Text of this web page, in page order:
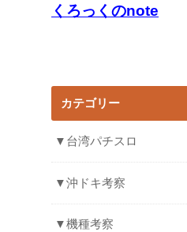
くろっくのnote
カテゴリー
▼台湾パチスロ
▼沖ドキ考察
▼機種考察